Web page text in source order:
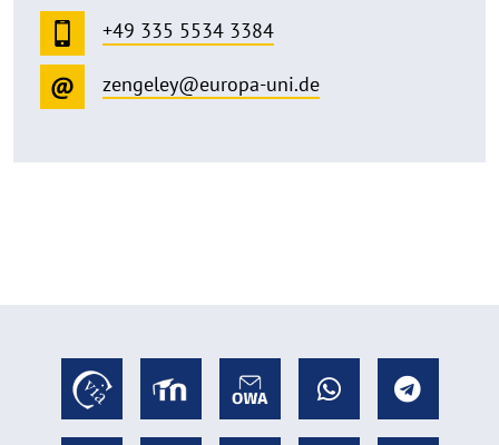
+49 335 5534 3384
zengeley@europa-uni.de